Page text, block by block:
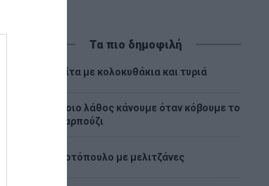
Τα πιο δημοφιλή
Πίτα με κολοκυθάκια και τυριά
Ποιο λάθος κάνουμε όταν κόβουμε το
καρπούζι
Κοτόπουλο με μελιτζάνες